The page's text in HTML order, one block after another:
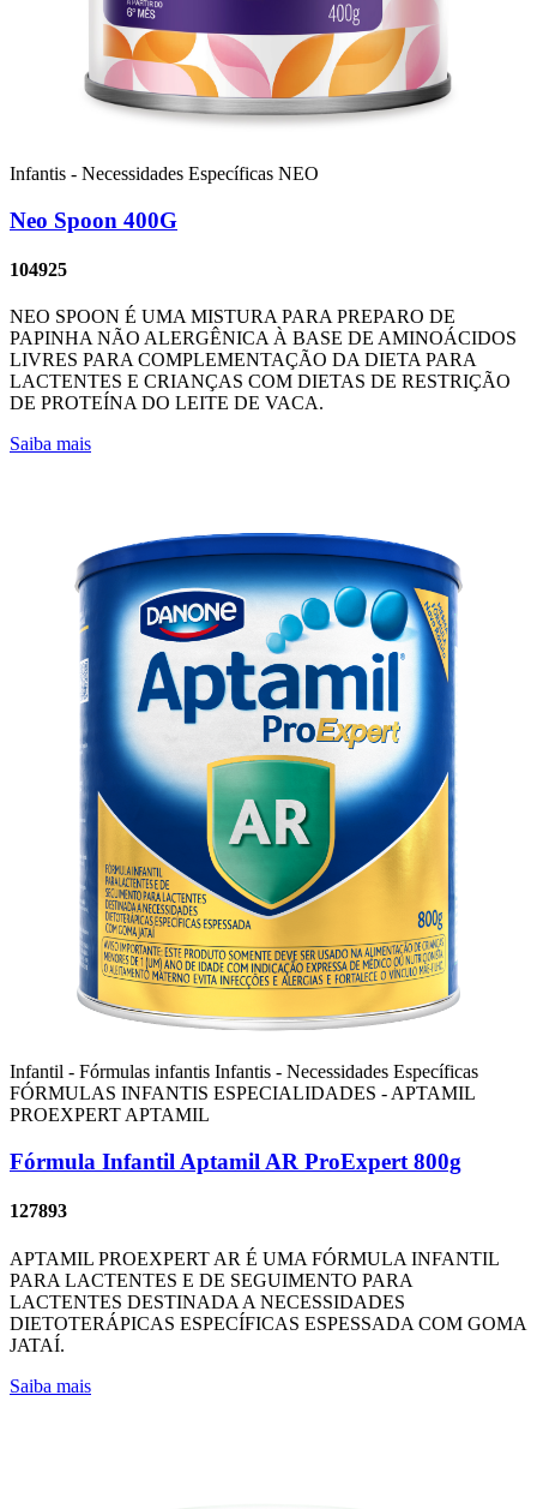
Infantis - Necessidades Específicas NEO
Neo Spoon 400G
104925
NEO SPOON É UMA MISTURA PARA PREPARO DE
PAPINHA NÃO ALERGÊNICA À BASE DE AMINOÁCIDOS
LIVRES PARA COMPLEMENTAÇÃO DA DIETA PARA
LACTENTES E CRIANÇAS COM DIETAS DE RESTRIÇÃO
DE PROTEÍNA DO LEITE DE VACA.
Saiba mais
Infantil - Fórmulas infantis Infantis - Necessidades Específicas
FÓRMULAS INFANTIS ESPECIALIDADES - APTAMIL
PROEXPERTAPTAMIL
Fórmula Infantil Aptamil AR ProExpert 800g
127893
APTAMIL PROEXPERT AR É UMA FÓRMULA INFANTIL
PARA LACTENTES E DE SEGUIMENTO PARA
LACTENTES DESTINADA A NECESSIDADES
DIETOTERÁPICAS ESPECÍFICAS ESPESSADA COM GOMA
JATAÍ.
Saiba mais